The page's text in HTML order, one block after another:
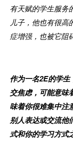
有天赋的学生服务
儿子，他也有很高
症增强，也被它阻
作为一名2E的学生
交焦虑，可能意味
味着你很难集中注
别人表达或交流他
式和你的学习方式